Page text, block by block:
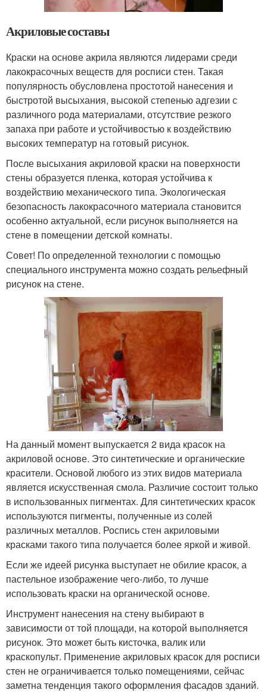
Акриловые составы
Краски на основе акрила являются лидерами среди
лакокрасочных веществ для росписи стен. Такая
популярность обусловлена простотой нанесения и
быстротой высыхания, высокой степенью адгезии с
различного рода материалами, отсутствие резкого
запаха при работе и устойчивостью к воздействию
высоких температур на готовый рисунок.
После высыхания акриловой краски на поверхности
стены образуется пленка, которая устойчива к
воздействию механического типа. Экологическая
безопасность лакокрасочного материала становится
особенно актуальной, если рисунок выполняется на
стене в помещении детской комнаты.
Совет! По определенной технологии с помощью
специального инструмента можно создать рельефный
рисунок на стене.
На данный момент выпускается 2 вида красок на
акриловой основе. Это синтетические и органические
красители. Основой любого из этих видов материала
является искусственная смола. Различие состоит только
в использованных пигментах. Для синтетических красок
используются пигменты, полученные из солей
различных металлов. Роспись стен акриловыми
красками такого типа получается более яркой и живой.
Если же идеей рисунка выступает не обилие красок, а
пастельное изображение чего-либо, то лучше
использовать краски на органической основе.
Инструмент нанесения на стену выбирают в
зависимости от той площади, на которой выполняется
рисунок. Это может быть кисточка, валик или
краскопульт. Применение акриловых красок для росписи
стен не ограничивается только помещениями, сейчас
заметна тенденция такого оформления фасадов зданий.